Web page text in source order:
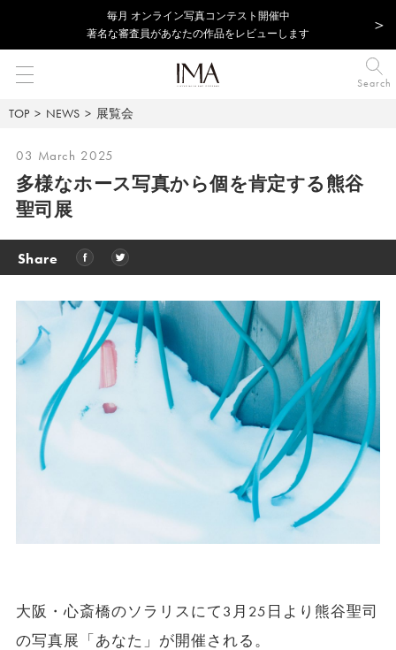
毎⽉ オンライン写真コンテスト開催中
著名な審査員があなたの作品をレビューします
Search
TOP NEWS 展覧会
03 March 2025
多様なホース写真から個を肯定する熊谷
聖司展
Share
大阪・心斎橋のソラリスにて3月25日より熊谷聖司
の写真展「あなた」が開催される。